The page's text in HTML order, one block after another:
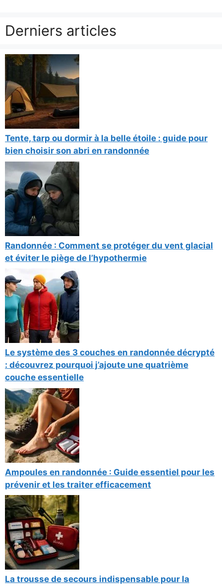
Derniers articles
Tente, tarp ou dormir à la belle étoile : guide pour
bien choisir son abri en randonnée
Randonnée : Comment se protéger du vent glacial
et éviter le piège de l’hypothermie
Le système des 3 couches en randonnée décrypté
: découvrez pourquoi j’ajoute une quatrième
couche essentielle
Ampoules en randonnée : Guide essentiel pour les
prévenir et les traiter efficacement
La trousse de secours indispensable pour la